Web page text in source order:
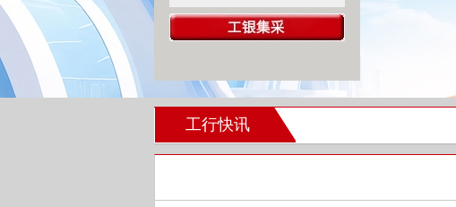
工行快讯